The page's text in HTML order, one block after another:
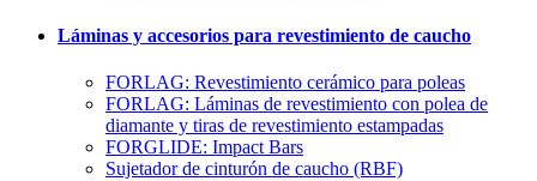
Láminas y accesorios para revestimiento de caucho
FORLAG: Revestimiento cerámico para poleas
FORLAG: Láminas de revestimiento con polea de
diamante y tiras de revestimiento estampadas
FORGLIDE: Impact Bars
Sujetador de cinturón de caucho (RBF)